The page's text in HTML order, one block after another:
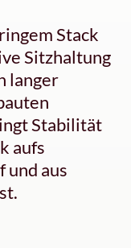
Stack
Sitzhaltung
langer
Stabilität
aufs
und aus